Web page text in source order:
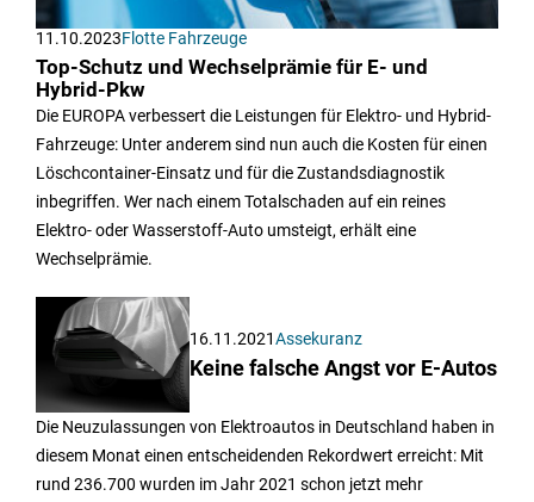
11.10.2023Flotte Fahrzeuge
Top-Schutz und Wechselprämie für E- und
Hybrid-Pkw
Die EUROPA verbessert die Leistungen für Elektro- und Hybrid-
Fahrzeuge: Unter anderem sind nun auch die Kosten für einen
Löschcontainer-Einsatz und für die Zustandsdiagnostik
inbegriffen. Wer nach einem Totalschaden auf ein reines
Elektro- oder Wasserstoff-Auto umsteigt, erhält eine
Wechselprämie.
16.11.2021Assekuranz
Keine falsche Angst vor E-Autos
Die Neuzulassungen von Elektroautos in Deutschland haben in
diesem Monat einen entscheidenden Rekordwert erreicht: Mit
rund 236.700 wurden im Jahr 2021 schon jetzt mehr